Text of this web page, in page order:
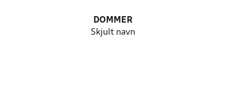
DOMMER
Skjult navn